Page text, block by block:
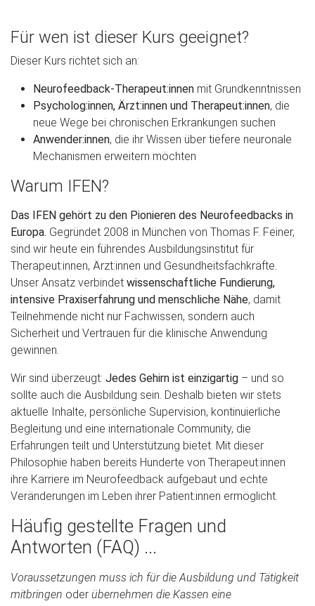
Für wen ist dieser Kurs geeignet?
Dieser Kurs richtet sich an:
Neurofeedback-Therapeut:innen mit Grundkenntnissen
Psycholog:innen, Ärzt:innen und Therapeut:innen, die
neue Wege bei chronischen Erkrankungen suchen
Anwender:innen, die ihr Wissen über tiefere neuronale
Mechanismen erweitern möchten
Warum IFEN?
Das IFEN gehört zu den Pionieren des Neurofeedbacks in
Europa. Gegründet 2008 in München von Thomas F. Feiner,
sind wir heute ein führendes Ausbildungsinstitut für
Therapeut:innen, Ärzt:innen und Gesundheitsfachkräfte.
Unser Ansatz verbindet wissenschaftliche Fundierung,
intensive Praxiserfahrung und menschliche Nähe, damit
Teilnehmende nicht nur Fachwissen, sondern auch
Sicherheit und Vertrauen für die klinische Anwendung
gewinnen.
Wir sind überzeugt: Jedes Gehirn ist einzigartig – und so
sollte auch die Ausbildung sein. Deshalb bieten wir stets
aktuelle Inhalte, persönliche Supervision, kontinuierliche
Begleitung und eine internationale Community, die
Erfahrungen teilt und Unterstützung bietet. Mit dieser
Philosophie haben bereits Hunderte von Therapeut:innen
ihre Karriere im Neurofeedback aufgebaut und echte
Veränderungen im Leben ihrer Patient:innen ermöglicht.
Häufig gestellte Fragen und
Antworten (FAQ) ...
Voraussetzungen muss ich für die Ausbildung und Tätigkeit
mitbringen oder übernehmen die Kassen eine